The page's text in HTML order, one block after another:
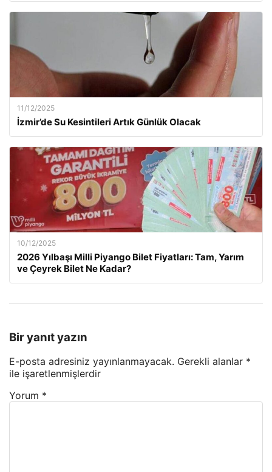
11/12/2025
İzmir’de Su Kesintileri Artık Günlük Olacak
10/12/2025
2026 Yılbaşı Milli Piyango Bilet Fiyatları: Tam, Yarım
ve Çeyrek Bilet Ne Kadar?
Bir yanıt yazın
E-posta adresiniz yayınlanmayacak. Gerekli alanlar *
ile işaretlenmişlerdir
Yorum *